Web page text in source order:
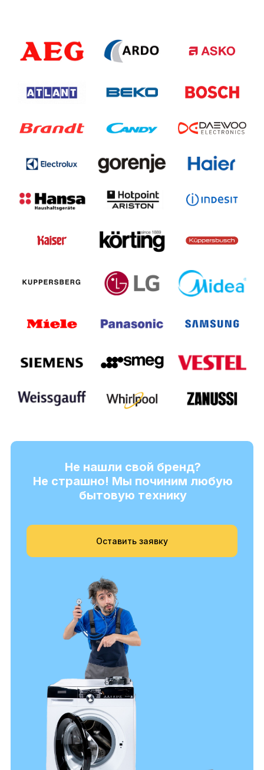
Не нашли свой бренд?
Не страшно! Мы починим любую
бытовую технику
Оставить заявку